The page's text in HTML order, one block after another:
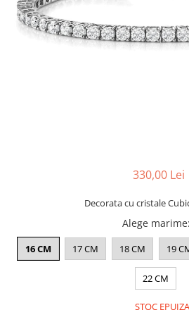
CERCEI
CEASURI DAMA
330,00 Lei
Decorata cu cristale
Alege marime:
16 CM 17 CM 18 CM 19
22 CM
STOC